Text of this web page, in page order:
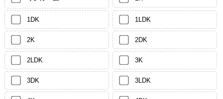
1DK 1LDK
2K 2DK
2LDK 3K
3DK 3LDK